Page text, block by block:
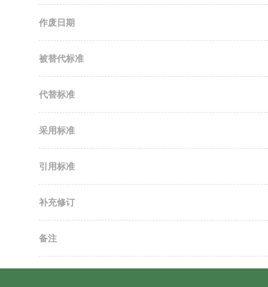
作废日期
被替代标准
代替标准
采用标准
引用标准
补充修订
备注